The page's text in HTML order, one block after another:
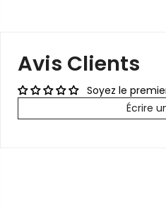
Avis Clients
Soyez le
Écrire